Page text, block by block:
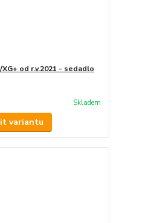
od r.v.2021 - sedadlo
Skladem
variantu